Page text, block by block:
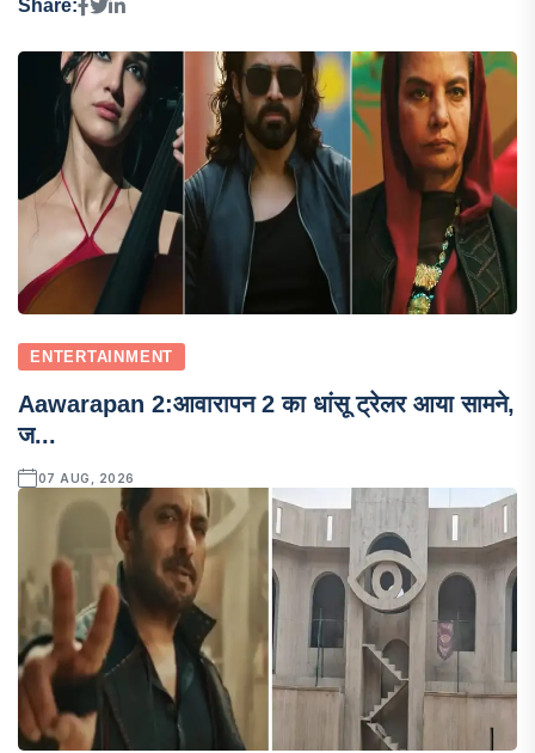
Share:
ENTERTAINMENT
Aawarapan 2:आवारापन 2 का धांसू ट्रेलर आया सामने,
ज...
07 AUG, 2026